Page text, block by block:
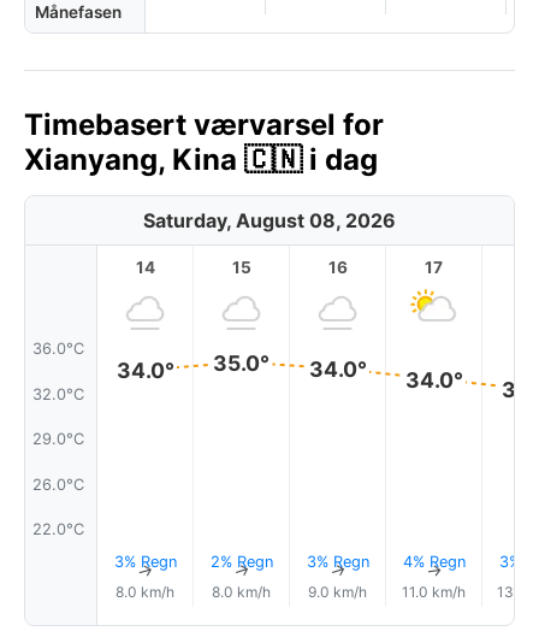
Månefasen
Timebasert værvarsel for
Xianyang, Kina 🇨🇳 i dag
Saturday, August 08, 2026
36.0°C
32.0°C
29.0°C
26.0°C
22.0°C
14
34.0°
3% Regn
↑
8.0 km/h
15
35.0°
2% Regn
↑
8.0 km/h
16
34.0°
3% Regn
↑
9.0 km/h
17
34.0°
4% Regn
↑
11.0 km/h
3%
13.0